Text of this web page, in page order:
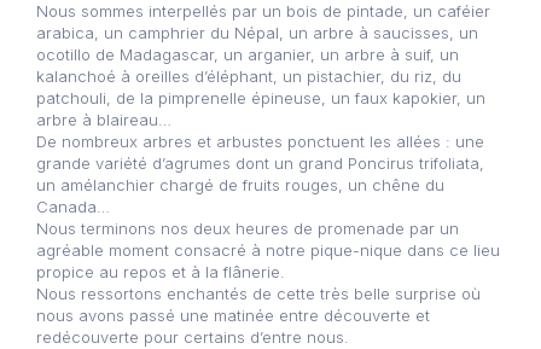
Nous sommes interpellés par un bois de pintade, un caféier
arabica, un camphrier du Népal, un arbre à saucisses, un
ocotillo de Madagascar, un arganier, un arbre à suif, un
kalanchoé à oreilles d’éléphant, un pistachier, du riz, du
patchouli, de la pimprenelle épineuse, un faux kapokier, un
arbre à blaireau…
De nombreux arbres et arbustes ponctuent les allées : une
grande variété d’agrumes dont un grand Poncirus trifoliata,
un amélanchier chargé de fruits rouges, un chêne du
Canada…
Nous terminons nos deux heures de promenade par un
agréable moment consacré à notre pique-nique dans ce lieu
propice au repos et à la flânerie.
Nous ressortons enchantés de cette très belle surprise où
nous avons passé une matinée entre découverte et
redécouverte pour certains d’entre nous.